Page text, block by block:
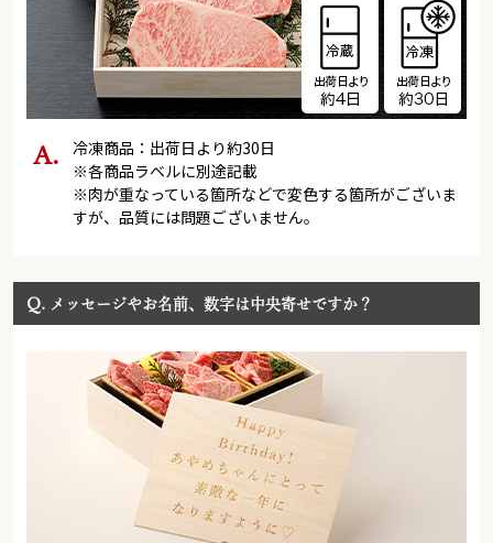
冷凍商品：出荷日より約30日
※各商品ラベルに別途記載
※肉が重なっている箇所などで変色する箇所がございま
すが、品質には問題ございません。
Q. メッセージやお名前、数字は中央寄せですか？